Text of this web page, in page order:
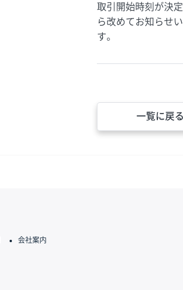
取引開始時刻が決
ら改めてお知らせ
す。
一覧に戻
会社案内